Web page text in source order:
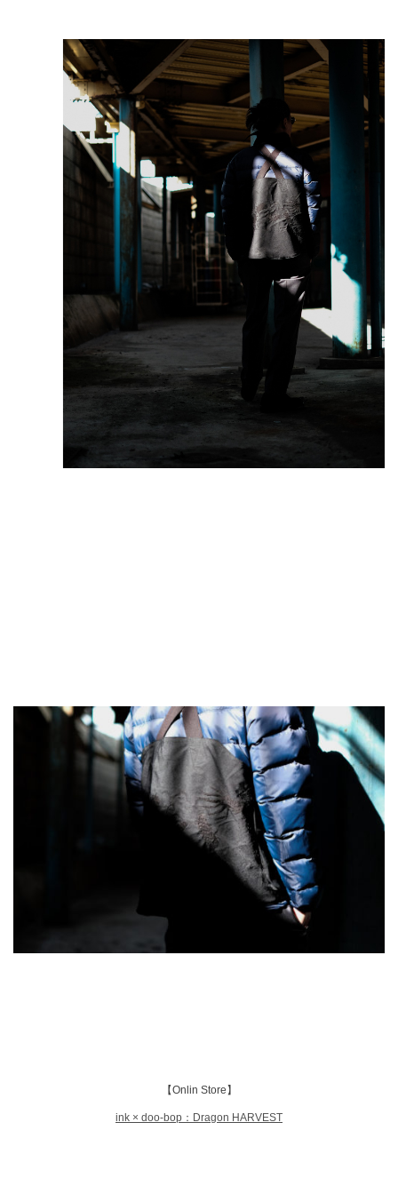
【Onlin Store】
ink × doo-bop：Dragon HARVEST